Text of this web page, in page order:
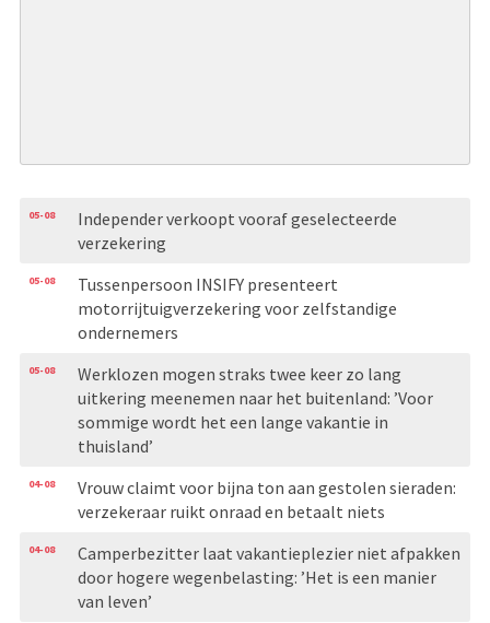
05-08
Independer verkoopt vooraf geselecteerde
verzekering
05-08
Tussenpersoon INSIFY presenteert
motorrijtuigverzekering voor zelfstandige
ondernemers
05-08
Werklozen mogen straks twee keer zo lang
uitkering meenemen naar het buitenland: ’Voor
sommige wordt het een lange vakantie in
thuisland’
04-08
Vrouw claimt voor bijna ton aan gestolen sieraden:
verzekeraar ruikt onraad en betaalt niets
04-08
Camperbezitter laat vakantieplezier niet afpakken
door hogere wegenbelasting: ’Het is een manier
van leven’